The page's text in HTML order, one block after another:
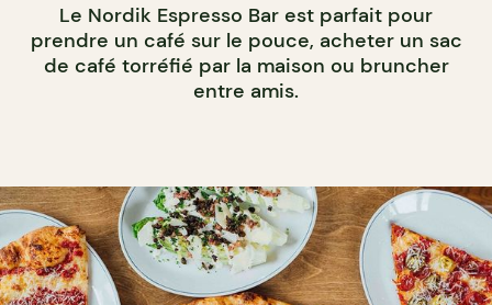
Le Nordik Espresso Bar est parfait pour
prendre un café sur le pouce, acheter un sac
de café torréfié par la maison ou bruncher
entre amis.